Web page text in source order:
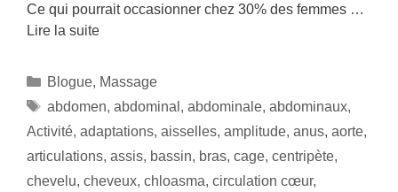
Ce qui pourrait occasionner chez 30% des femmes …
Lire la suite
Blogue, Massage
abdomen, abdominal , abdominale, abdominaux,
Activité, adaptations, aisselles, amplitude, anus, aorte,
articulations, assis, bassin, bras, cage, centripète,
chevelu, cheveux, chloasma, circulation cœur,